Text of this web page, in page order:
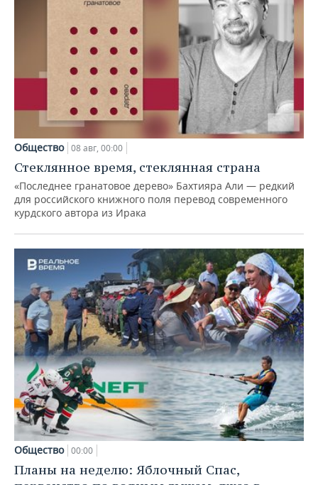
Общество 08 авг, 00:00
Стеклянное время, стеклянная страна
«Последнее гранатовое дерево» Бахтияра Али — редкий
для российского книжного поля перевод современного
курдского автора из Ирака
Общество 00:00
Планы на неделю: Яблочный Спас,